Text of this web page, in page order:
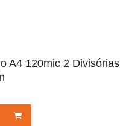
A4 120mic 2 Divisórias